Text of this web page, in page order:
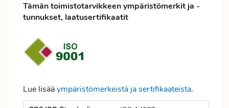
Tämän toimistotarvikkeen ympäristömerkit ja -
tunnukset, laatusertifikaatit
Lue lisääympäristömerkeistä ja sertifikaateista.